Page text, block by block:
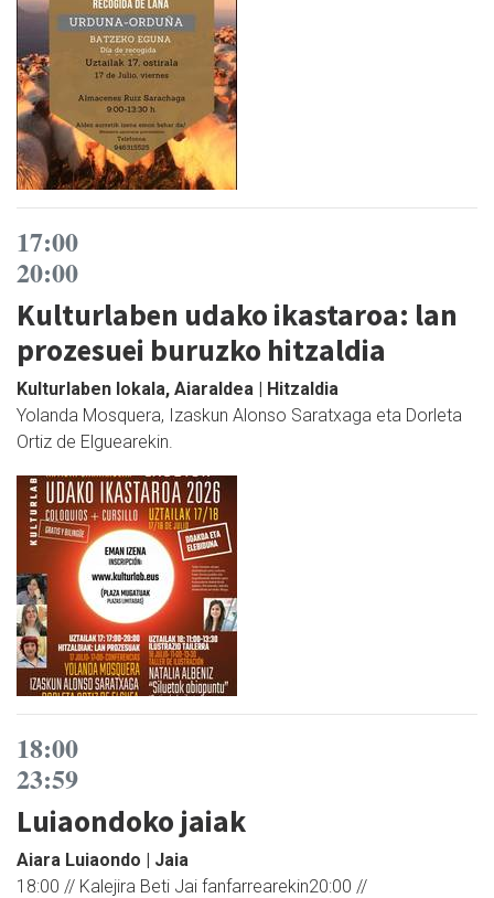
17:00
20:00
Kulturlaben udako ikastaroa: lan
prozesuei buruzko hitzaldia
Kulturlaben lokala, Aiaraldea | Hitzaldia
Yolanda Mosquera, Izaskun Alonso Saratxaga eta Dorleta
Ortiz de Elguearekin.
18:00
23:59
Luiaondoko jaiak
Aiara Luiaondo | Jaia
18:00 // Kalejira Beti Jai fanfarrearekin20:00 //